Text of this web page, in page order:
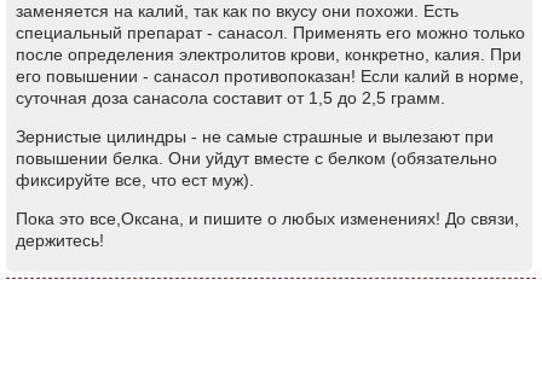
заменяется на калий, так как по вкусу они похожи. Есть
специальный препарат - санасол. Применять его можно только
после определения электролитов крови, конкретно, калия. При
его повышении - санасол противопоказан! Если калий в норме,
суточная доза санасола составит от 1,5 до 2,5 грамм.
Зернистые цилиндры - не самые страшные и вылезают при
повышении белка. Они уйдут вместе с белком (обязательно
фиксируйте все, что ест муж).
Пока это все,Оксана, и пишите о любых изменениях! До связи,
держитесь!